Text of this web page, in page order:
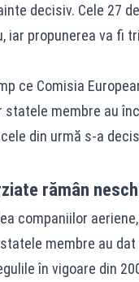
decisiv. Cele 27
iar propunerea va fi
ce Comisia
statele membre au
din urmă s-a
rămân
companiilor
membre au
în vigoare din